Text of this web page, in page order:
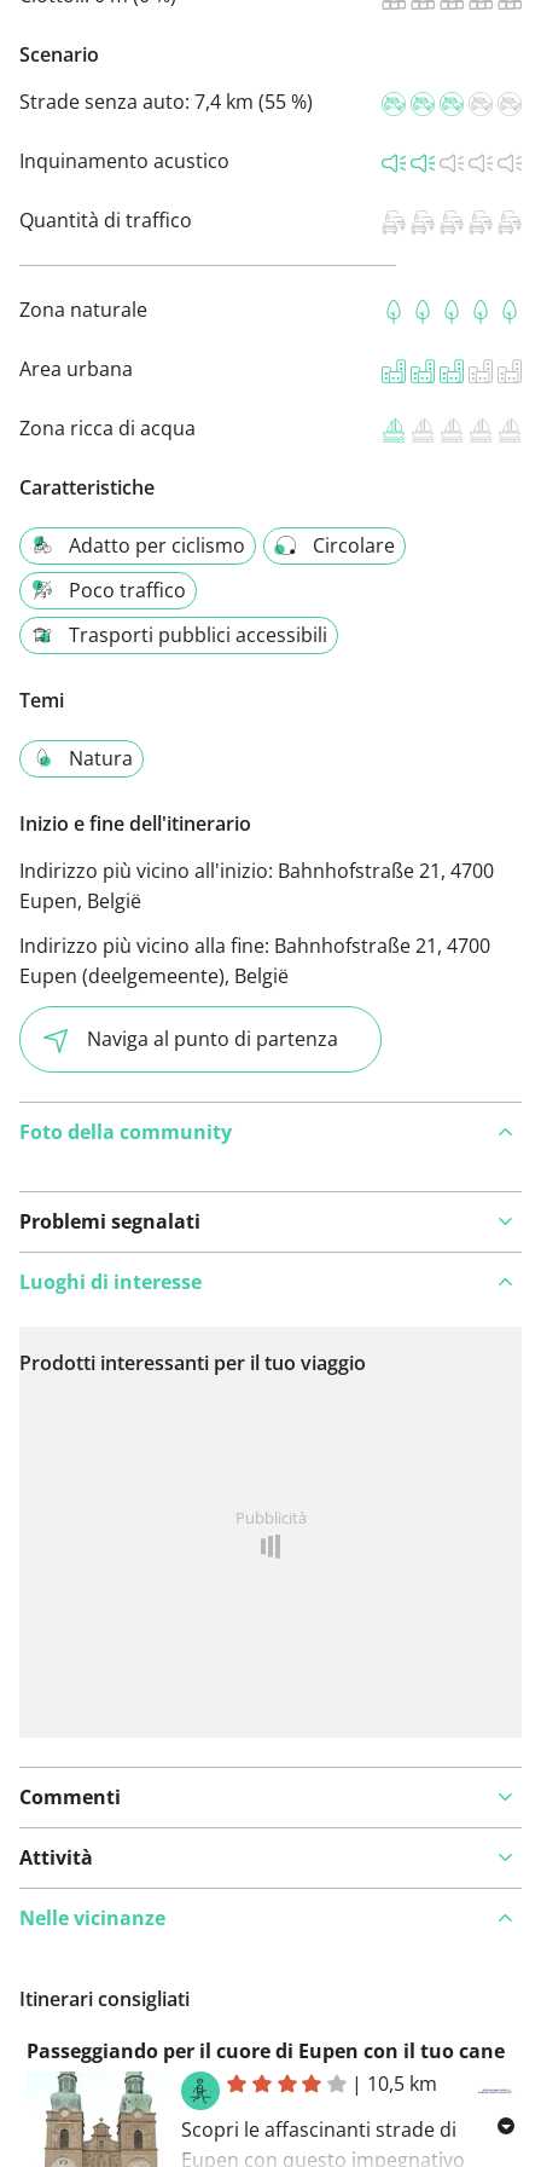
Scenario
Strade senza auto: 7,4 km (55 %)
Inquinamento acustico
Quantità di traffico
Zona naturale
Area urbana
Zona ricca di acqua
Caratteristiche
Adatto per ciclismo
Circolare
Poco traffico
Trasporti pubblici accessibili
Temi
Natura
Inizio e fine dell'itinerario
Indirizzo più vicino all'inizio: Bahnhofstraße 21, 4700
Eupen, België
Indirizzo più vicino alla fine: Bahnhofstraße 21, 4700
Eupen (deelgemeente), België
Naviga al punto di partenza
Foto della community
Problemi segnalati
Visualizza sulla mappa
Luoghi di interesse
Prodotti interessanti per il tuo viaggio
Pubblicità
Commenti
Attività
Nelle vicinanze
Itinerari consigliati
Passeggiando per il cuore di Eupen con il tuo cane
| 10,5 km
Scopri le affascinanti strade di
Eupen con questo impegnativo